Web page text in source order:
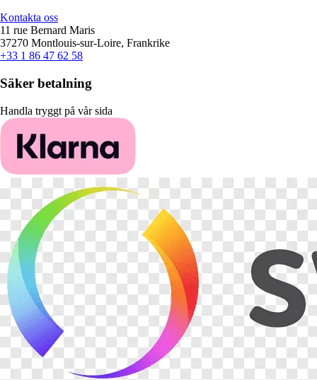
Kontakta oss
11 rue Bernard Maris
37270 Montlouis-sur-Loire, Frankrike
+33 1 86 47 62 58
Säker betalning
Handla tryggt på vår sida